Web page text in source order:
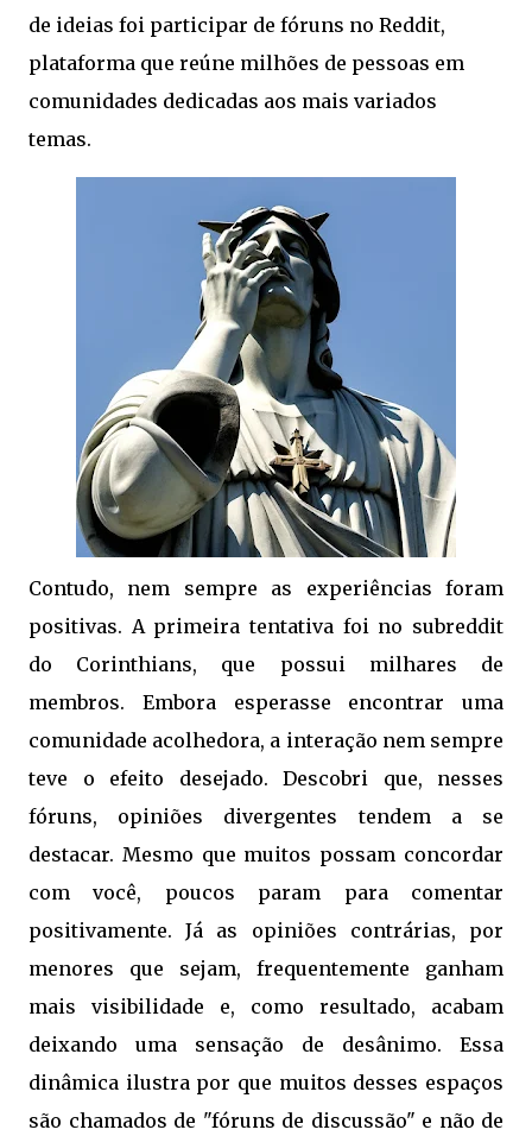
de ideias foi participar de fóruns no Reddit,
plataforma que reúne milhões de pessoas em
comunidades dedicadas aos mais variados
temas.
Contudo, nem sempre as experiências foram
positivas. A primeira tentativa foi no subreddit
do Corinthians, que possui milhares de
membros. Embora esperasse encontrar uma
comunidade acolhedora, a interação nem sempre
teve o efeito desejado. Descobri que, nesses
fóruns, opiniões divergentes tendem a se
destacar. Mesmo que muitos possam concordar
com você, poucos param para comentar
positivamente. Já as opiniões contrárias, por
menores que sejam, frequentemente ganham
mais visibilidade e, como resultado, acabam
deixando uma sensação de desânimo. Essa
dinâmica ilustra por que muitos desses espaços
são chamados de "fóruns de discussão" e não de